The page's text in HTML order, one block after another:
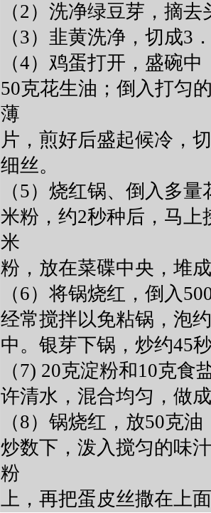
（2）洗净绿豆芽，摘
（3）韭黄洗净，切成3
（4）鸡蛋打开，盛碗
50克花生油；倒入打匀
薄
片，煎好后盛起候冷，
细丝。
（5）烧红锅、倒入多
米粉，约2秒种后，马
米
粉，放在菜碟中央，堆
（6）将锅烧红，倒入
经常搅拌以免粘锅，泡
中。银芽下锅，炒约45
（7) 20克淀粉和10克
许清水，混合均匀，做
（8）锅烧红，放50克
炒数下，泼入搅匀的味
粉
上，再把蛋皮丝撒在上